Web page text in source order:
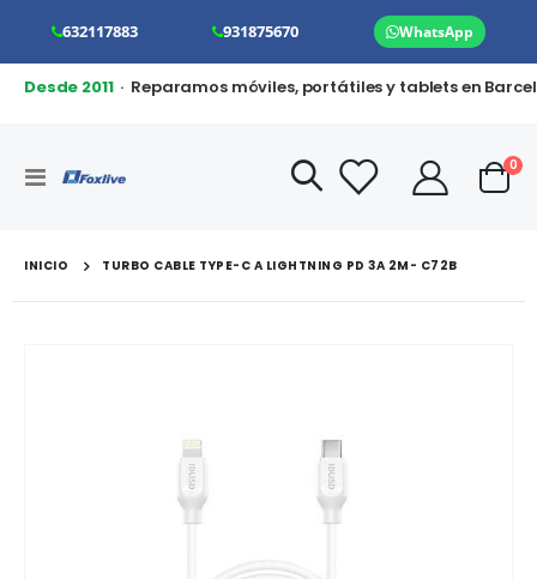
632117883 931875670 WhatsApp
Desde 2011· Reparamos móviles, portátiles y tablets en
Toggle
Cart
0
INICIO TURBO CABLE TYPE-C A LIGHTNING PD 3A 2M- C72B